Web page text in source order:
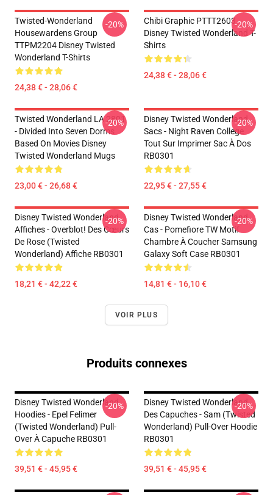
Twisted-Wonderland
Housewardens Group
TTPM2204 Disney Twisted
Wonderland T-Shirts
24,38 € - 28,06 €
-20%
Chibi Graphic PTTT2603
Disney Twisted Wonderland T-
Shirts
24,38 € - 28,06 €
-20%
Twisted Wonderland LA 2801
- Divided Into Seven Dorms
Based On Movies Disney
Twisted Wonderland Mugs
23,00 € - 26,68 €
-20%
Disney Twisted Wonderland
Sacs - Night Raven College
Tout Sur Imprimer Sac À Dos
RB0301
22,95 € - 27,55 €
-20%
Disney Twisted Wonderland
Affiches - Overblot! Des Cœurs
De Rose (Twisted
Wonderland) Affiche RB0301
18,21 € - 42,22 €
-20%
Disney Twisted Wonderland
Cas - Pomefiore TW Motif
Chambre À Coucher Samsung
Galaxy Soft Case RB0301
14,81 € - 16,10 €
-20%
VOIR PLUS
Produits connexes
Disney Twisted Wonderland
Hoodies - Epel Felimer
(Twisted Wonderland) Pull-
Over À Capuche RB0301
39,51 € - 45,95 €
-20%
Disney Twisted Wonderland
Des Capuches - Sam (Twisted
Wonderland) Pull-Over Hoodie
RB0301
39,51 € - 45,95 €
-20%